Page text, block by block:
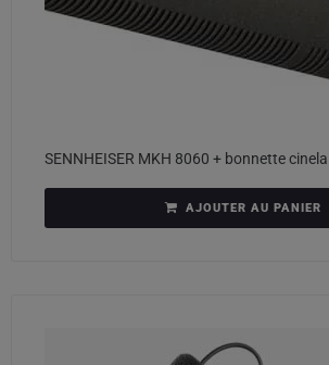
SENNHEISER MKH 8060 + bonnette
AJOUTER AU PANIER